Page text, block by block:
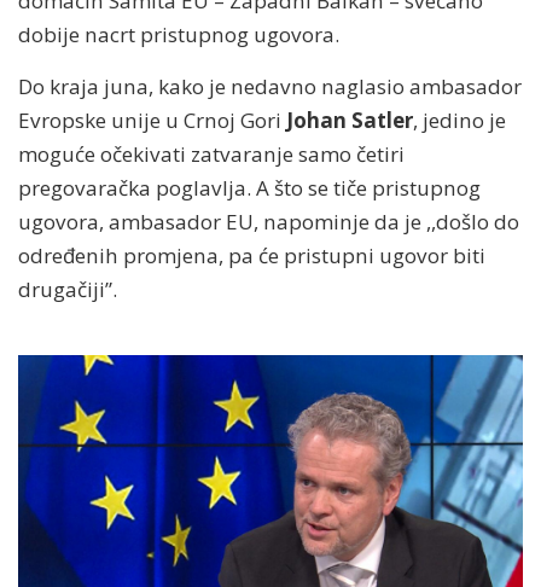
dobije nacrt pristupnog ugovora.
Do kraja juna, kako je nedavno naglasio ambasador
Evropske unije u Crnoj Gori Johan Satler, jedino je
moguće očekivati zatvaranje samo četiri
pregovaračka poglavlja. A što se tiče pristupnog
ugovora, ambasador EU, napominje da je ,,došlo do
određenih promjena, pa će pristupni ugovor biti
drugačiji”.